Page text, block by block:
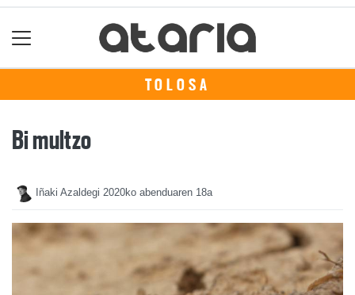
TOLOSA
Bi multzo
Iñaki Azaldegi 2020ko abenduaren 18a